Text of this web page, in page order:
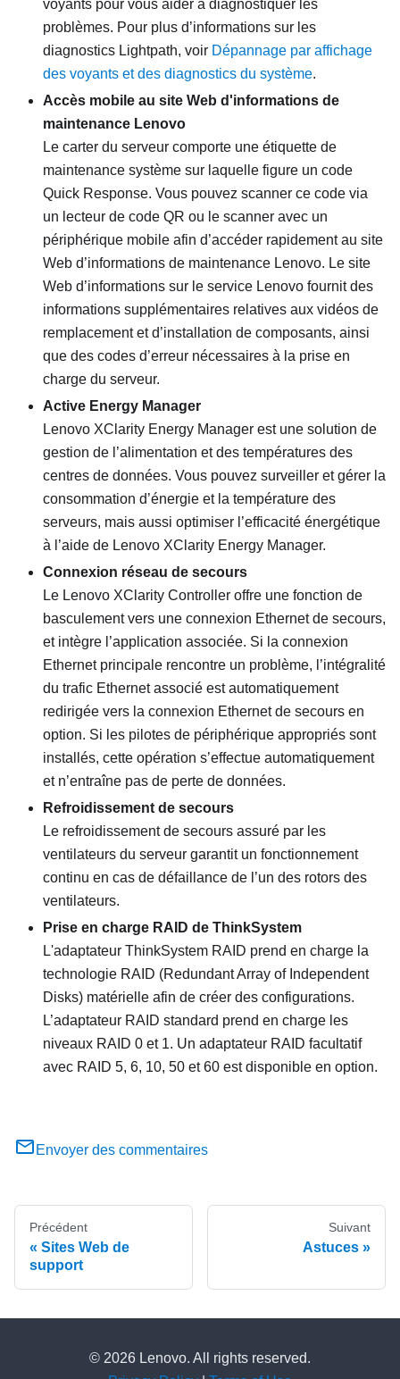
voyants pour vous aider à diagnostiquer les
problèmes. Pour plus d’informations sur les
diagnostics Lightpath, voir Dépannage par affichage
des voyants et des diagnostics du système.
Accès mobile au site Web d'informations de
maintenance Lenovo
Le carter du serveur comporte une étiquette de
maintenance système sur laquelle figure un code
Quick Response. Vous pouvez scanner ce code via
un lecteur de code QR ou le scanner avec un
périphérique mobile afin d’accéder rapidement au site
Web d’informations de maintenance Lenovo. Le site
Web d’informations sur le service Lenovo fournit des
informations supplémentaires relatives aux vidéos de
remplacement et d’installation de composants, ainsi
que des codes d’erreur nécessaires à la prise en
charge du serveur.
Active Energy Manager
Lenovo XClarity Energy Manager est une solution de
gestion de l’alimentation et des températures des
centres de données. Vous pouvez surveiller et gérer la
consommation d’énergie et la température des
serveurs, mais aussi optimiser l’efficacité énergétique
à l’aide de Lenovo XClarity Energy Manager.
Connexion réseau de secours
Le Lenovo XClarity Controller offre une fonction de
basculement vers une connexion Ethernet de secours,
et intègre l’application associée. Si la connexion
Ethernet principale rencontre un problème, l’intégralité
du trafic Ethernet associé est automatiquement
redirigée vers la connexion Ethernet de secours en
option. Si les pilotes de périphérique appropriés sont
installés, cette opération s’effectue automatiquement
et n’entraîne pas de perte de données.
Refroidissement de secours
Le refroidissement de secours assuré par les
ventilateurs du serveur garantit un fonctionnement
continu en cas de défaillance de l’un des rotors des
ventilateurs.
Prise en charge RAID de ThinkSystem
L'adaptateur ThinkSystem RAID prend en charge la
technologie RAID (Redundant Array of Independent
Disks) matérielle afin de créer des configurations.
L’adaptateur RAID standard prend en charge les
niveaux RAID 0 et 1. Un adaptateur RAID facultatif
avec RAID 5, 6, 10, 50 et 60 est disponible en option.
Envoyer des commentaires
Précédent
Sites Web de
support
Suivant
Astuces
© 2026 Lenovo. All rights reserved.